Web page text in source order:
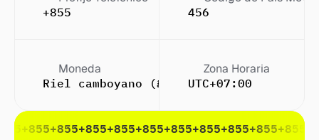
+855 456
Moneda
Riel camboyano (៛)
Zona Horaria
UTC+07:00
+855+855+855+855+855+855+855+855+855+855